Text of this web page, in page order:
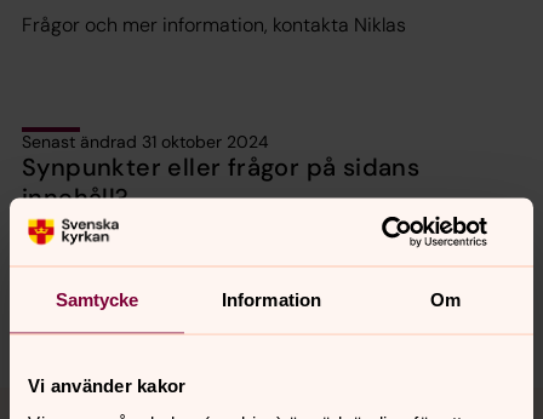
Samtycke Information Om
Vi använder kakor
Frågor och mer information, kontakta Niklas
Senast ändrad 31 oktober 2024
Synpunkter eller frågor på sidans
innehåll?
varby.forsamling@svenskakyrkan.se
Tillbaka till toppen
Tillbaka till innehållet